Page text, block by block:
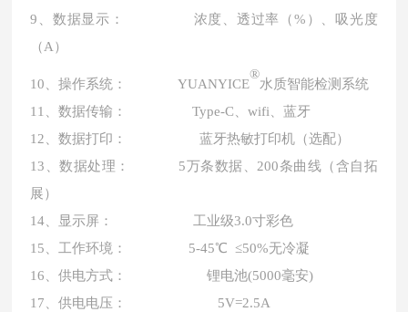
9、数据显示： 浓度、透过率（%）、吸光度
（A）
10、操作系统： YUANYICE
®
水质智能检测系统
11、数据传输： Type-C、wifi、蓝牙
12、数据打印： 蓝牙热敏打印机（选配）
13、数据处理： 5万条数据、200条曲线（含自拓
展）
14、显示屏： 工业级3.0寸彩色
15、工作环境： 5-45℃ ≤50%无冷凝
16、供电方式： 锂电池(5000毫安)
17、供电电压： 5V=2.5A